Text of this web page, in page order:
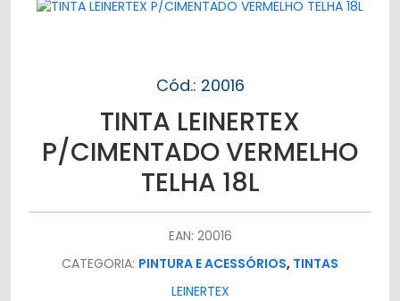
Cód.: 20016
TINTA LEINERTEX
P/CIMENTADO VERMELHO
TELHA 18L
EAN: 20016
CATEGORIA: PINTURA E ACESSÓRIOS, TINTAS
LEINERTEX